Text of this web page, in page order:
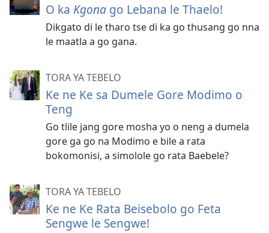
O ka Kgona go Lebana le Thaelo!
Dikgato di le tharo tse di ka go thusang go nna
le maatla a go gana.
TORA YA TEBELO
Ke ne Ke sa Dumele Gore Modimo o
Teng
Go tlile jang gore mosha yo o neng a dumela
gore ga go na Modimo e bile a rata
bokomonisi, a simolole go rata Baebele?
TORA YA TEBELO
Ke ne Ke Rata Beisebolo go Feta
Sengwe le Sengwe!